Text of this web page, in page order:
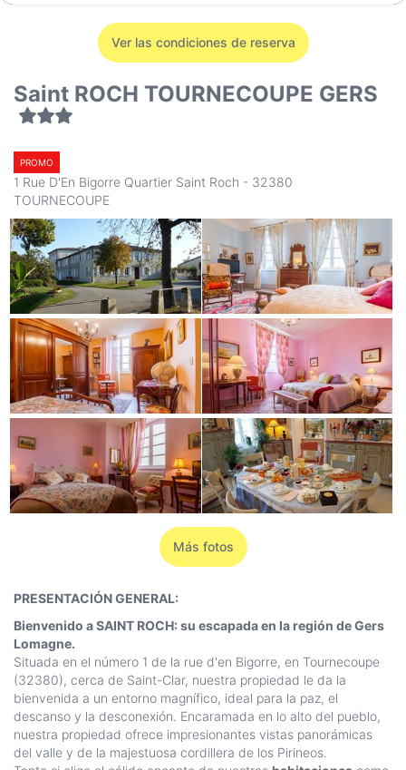
Ver las condiciones de reserva
Saint ROCH TOURNECOUPE GERS
PROMO
1 Rue D'En Bigorre Quartier Saint Roch - 32380
TOURNECOUPE
Más fotos
PRESENTACIÓN GENERAL:
Bienvenido a SAINT ROCH: su escapada en la región de Gers
Lomagne.
Situada en el número 1 de la rue d'en Bigorre, en Tournecoupe
(32380), cerca de Saint-Clar, nuestra propiedad le da la
bienvenida a un entorno magnífico, ideal para la paz, el
descanso y la desconexión. Encaramada en lo alto del pueblo,
nuestra propiedad ofrece impresionantes vistas panorámicas
del valle y de la majestuosa cordillera de los Pirineos.